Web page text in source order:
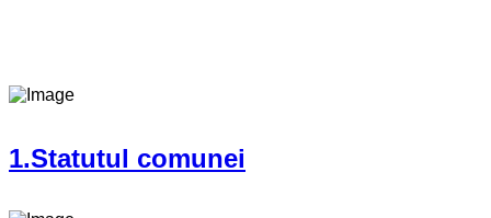
1.Statutul comunei